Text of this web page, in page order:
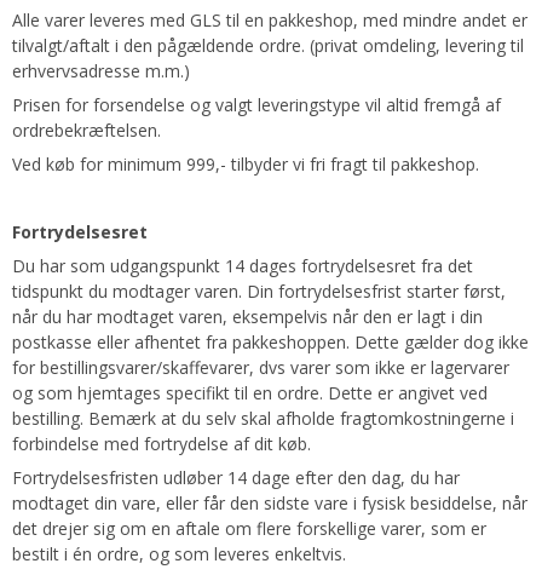
Alle varer leveres med GLS til en pakkeshop, med mindre andet er
tilvalgt/aftalt i den pågældende ordre. (privat omdeling, levering til
erhvervsadresse m.m.)
Prisen for forsendelse og valgt leveringstype vil altid fremgå af
ordrebekræftelsen.
Ved køb for minimum 999,- tilbyder vi fri fragt til pakkeshop.
Fortrydelsesret
Du har som udgangspunkt 14 dages fortrydelsesret fra det
tidspunkt du modtager varen. Din fortrydelsesfrist starter først,
når du har modtaget varen, eksempelvis når den er lagt i din
postkasse eller afhentet fra pakkeshoppen. Dette gælder dog ikke
for bestillingsvarer/skaffevarer, dvs varer som ikke er lagervarer
og som hjemtages specifikt til en ordre. Dette er angivet ved
bestilling. Bemærk at du selv skal afholde fragtomkostningerne i
forbindelse med fortrydelse af dit køb.
Fortrydelsesfristen udløber 14 dage efter den dag, du har
modtaget din vare, eller får den sidste vare i fysisk besiddelse, når
det drejer sig om en aftale om flere forskellige varer, som er
bestilt i én ordre, og som leveres enkeltvis.